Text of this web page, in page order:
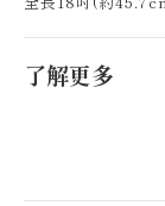
了解更多